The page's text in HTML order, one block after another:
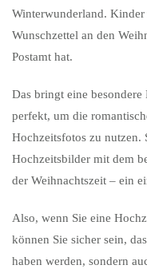
Winterwunderland. Kinder
Wunschzettel an den
Postamt hat.
Das bringt eine
perfekt, um die
Hochzeitsfotos zu nutzen.
Hochzeitsbilder mit dem
der Weihnachtszeit – ein
Also, wenn Sie eine
können Sie sicher sein,
haben werden, sondern